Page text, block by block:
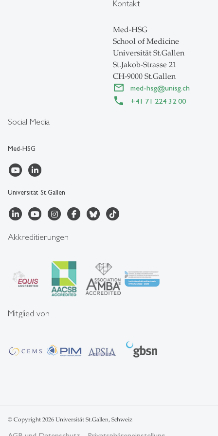
Social Media
Med-HSG
Universität St.Gallen
Kontakt
Med-HSG
School of Medicine
Universität St.Gallen
St.Jakob-Strasse 21
CH-9000 St.Gallen
med-hsg@unisg.ch
+41 71 224 32 00
Akkreditierungen
Mitglied von
© Copyright 2026 Universität St.Gallen, Schweiz